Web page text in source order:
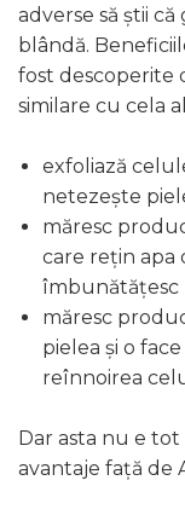
adverse să știi
blândă.
fost descoperite
similare cu cela
exfoliază
netezește
măresc
care rețin apa
îmbunătățesc
măresc
pielea și o
reînnoirea
Dar asta nu e
avantaje față de